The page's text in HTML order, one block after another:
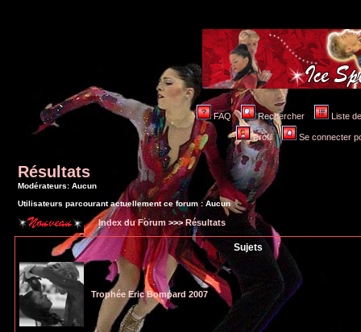
FAQ Rechercher Liste
Profil Se connecter
Résultats
Modérateurs: Aucun
Utilisateurs parcourant actuellement ce forum : Aucun
Index du Forum >>>Résultats
Sujets
Trophée Eric Bompard 2007